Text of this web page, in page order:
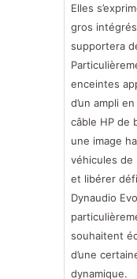
Elles
gros
supportera
enceintes
d’un ampli
câble HP de
une image
véhicules de
et libérer
Dynaudio
souhaitent
d’une
dynamique.